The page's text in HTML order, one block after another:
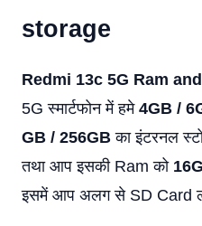
storage
Redmi 13c 5G Ram
5G स्मार्टफोन में हमे 4GB /
GB / 256GB का इंटरनल
तथा आप इसकी Ram को
इसमें आप अलग से SD Card